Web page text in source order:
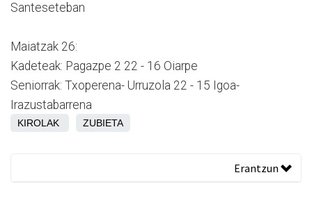
Santeseteban
Maiatzak 26:
Kadeteak: Pagazpe 2 22 - 16 Oiarpe
Seniorrak: Txoperena- Urruzola 22 - 15 Igoa-
Irazustabarrena
KIROLAK ZUBIETA
Erantzun